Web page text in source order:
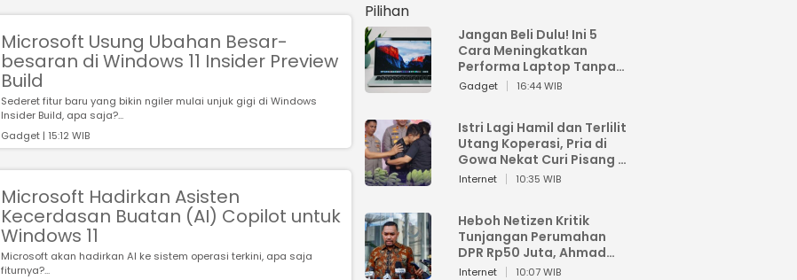
Microsoft Usung Ubahan Besar-
besaran di Windows 11 Insider Preview
Build
Sederet fitur baru yang bikin ngiler mulai unjuk gigi di Windows
Insider Build, apa saja?...
Gadget | 15:12 WIB
Microsoft Hadirkan Asisten
Kecerdasan Buatan (AI) Copilot untuk
Windows 11
Microsoft akan hadirkan AI ke sistem operasi terkini, apa saja
fiturnya?...
Pilihan
Jangan Beli Dulu! Ini 5
Cara Meningkatkan
Performa Laptop Tanpa
Harus Beli Baru
Gadget 16:44 WIB
Istri Lagi Hamil dan Terlilit
Utang Koperasi, Pria di
Gowa Nekat Curi Pisang 4
Tandan Milik Tetangga,
Internet 10:35 WIB
Heboh Netizen Kritik
Tunjangan Perumahan
DPR Rp50 Juta, Ahmad
Sahroni: Enggak Senang
Internet 10:07 WIB